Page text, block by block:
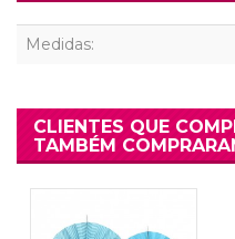
Medidas:
CLIENTES QUE
TAMBÉM